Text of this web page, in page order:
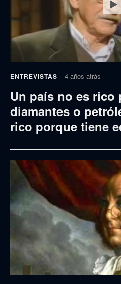
ENTREVISTAS 4 años atrás
Un país no es rico
diamantes o
rico porque tiene